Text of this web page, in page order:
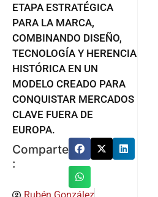
ETAPA ESTRATÉGICA
PARA LA MARCA,
COMBINANDO DISEÑO,
TECNOLOGÍA Y HERENCIA
HISTÓRICA EN UN
MODELO CREADO PARA
CONQUISTAR MERCADOS
CLAVE FUERA DE
EUROPA.
Comparte
: